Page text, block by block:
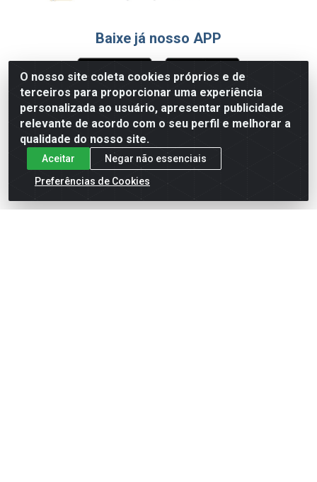
O nosso site coleta cookies próprios e de
terceiros para proporcionar uma experiência
personalizada ao usuário, apresentar publicidade
relevante de acordo com o seu perfil e melhorar a
qualidade do nosso site.
Aceitar
Negar não essenciais
Preferências de Cookies
Baixe já nosso APP
Formas de Pagamento